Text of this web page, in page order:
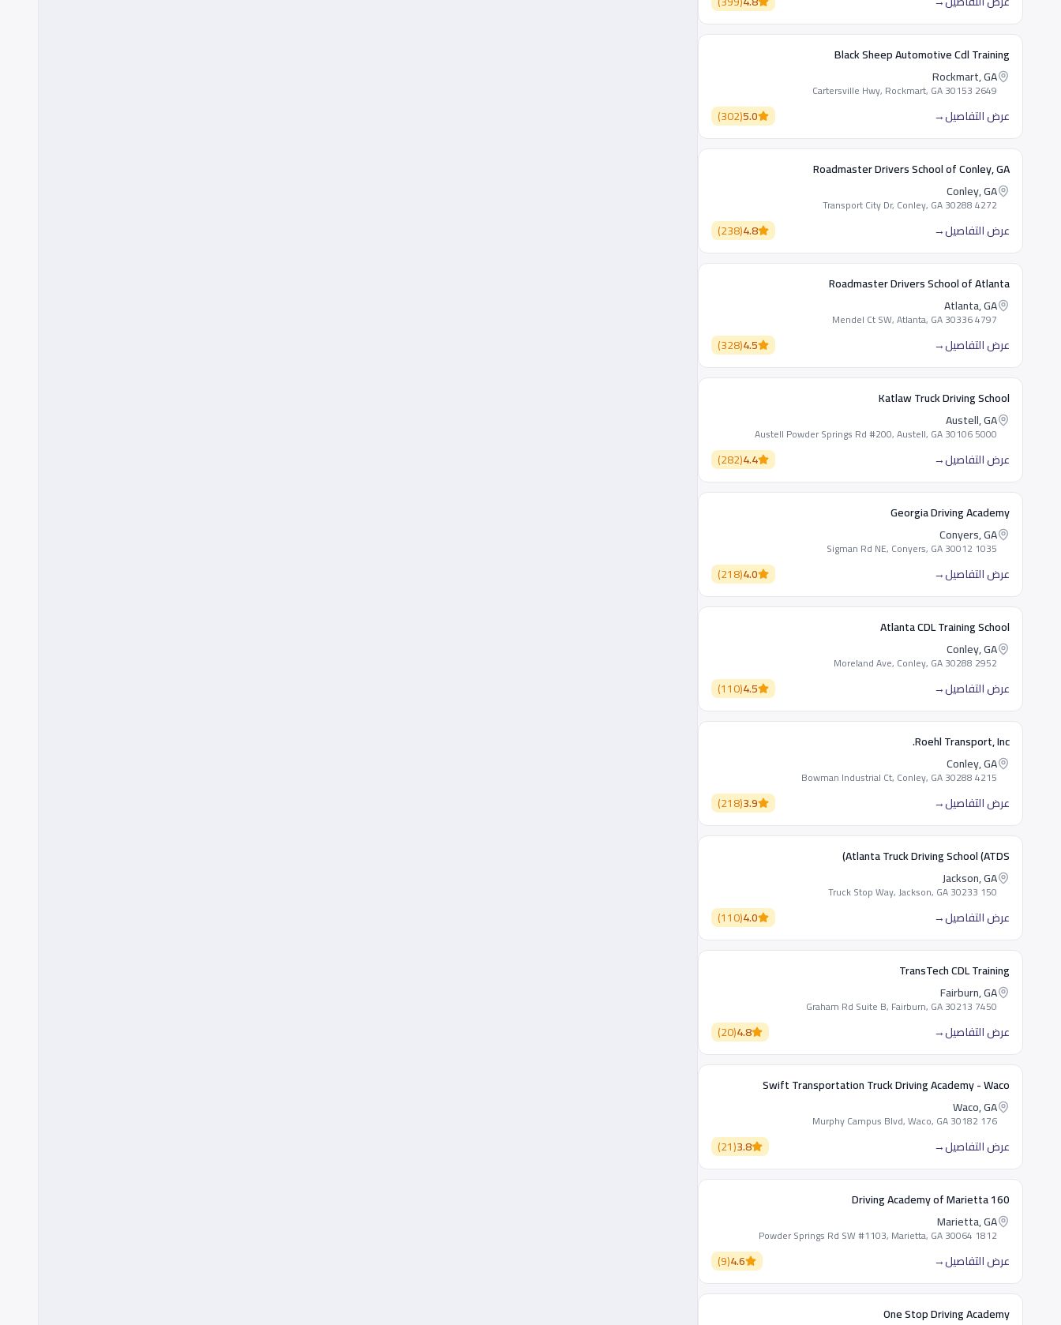
Black Sheep Automotive Cdl Training
Rockmart, GA
2649 Cartersville Hwy, Rockmart, GA 30153
عرض التفاصيل→
5.0
(
302
)
Roadmaster Drivers School of Conley, GA
Conley, GA
4272 Transport City Dr, Conley, GA 30288
عرض التفاصيل→
4.8
(
238
)
Roadmaster Drivers School of Atlanta
Atlanta, GA
4797 Mendel Ct SW, Atlanta, GA 30336
عرض التفاصيل→
4.5
(
328
)
Katlaw Truck Driving School
Austell, GA
5000 Austell Powder Springs Rd #200, Austell, GA 30106
عرض التفاصيل→
4.4
(
282
)
Georgia Driving Academy
Conyers, GA
1035 Sigman Rd NE, Conyers, GA 30012
عرض التفاصيل→
4.0
(
218
)
Atlanta CDL Training School
Conley, GA
2952 Moreland Ave, Conley, GA 30288
عرض التفاصيل→
4.5
(
110
)
Roehl Transport, Inc.
Conley, GA
4215 Bowman Industrial Ct, Conley, GA 30288
عرض التفاصيل→
3.9
(
218
)
Atlanta Truck Driving School (ATDS)
Jackson, GA
150 Truck Stop Way, Jackson, GA 30233
عرض التفاصيل→
4.0
(
110
)
TransTech CDL Training
Fairburn, GA
7450 Graham Rd Suite B, Fairburn, GA 30213
عرض التفاصيل→
4.8
(
20
)
Swift Transportation Truck Driving Academy - Waco
Waco, GA
176 Murphy Campus Blvd, Waco, GA 30182
عرض التفاصيل→
3.8
(
21
)
160 Driving Academy of Marietta
Marietta, GA
1812 Powder Springs Rd SW #1103, Marietta, GA 30064
عرض التفاصيل→
4.6
(
9
)
One Stop Driving Academy